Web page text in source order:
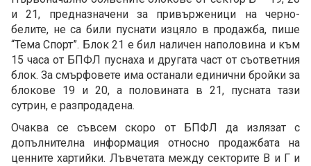
и 21, предназначени за привърженици на черно-
белите, не са били пуснати изцяло в продажба, пише
“Тема Спорт”. Блок 21 е бил наличен наполовина и към
15 часа от БПФЛ пуснаха и другата част от съответния
блок. За смърфовете има останали единични бройки за
блокове 19 и 20, а половината в 21, пусната тази
сутрин, е разпродадена.
Очаква се съвсем скоро от БПФЛ да излязат с
допълнителна информация относно продажбата на
ценните хартийки. Лъвчетата между секторите В и Г и